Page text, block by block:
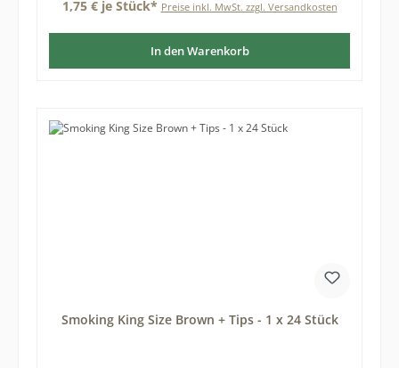
1,75 € je Stück* Preise inkl. MwSt. zzgl. Versandkosten
In den Warenkorb
Smoking King Size Brown + Tips - 1 x 24 Stück